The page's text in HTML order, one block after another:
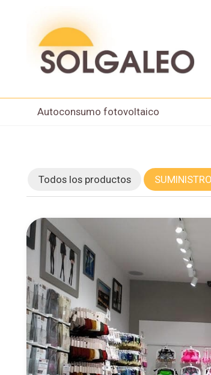
Autoconsumo fotovoltaico
Todos los productos